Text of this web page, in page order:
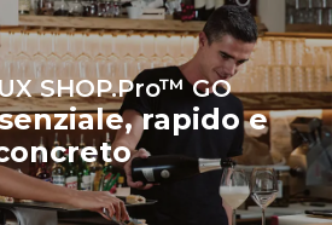
SHOP.Pro™ GO
rapido e